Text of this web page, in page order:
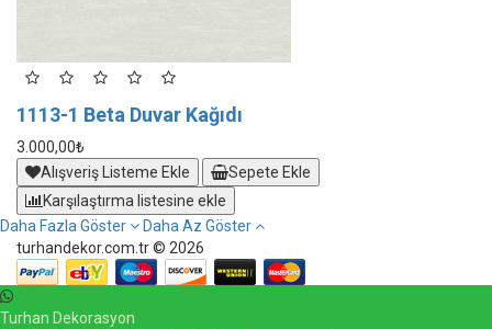
1113-1 Beta Duvar Kağıdı
3.000,00₺
Alışveriş Listeme Ekle
Sepete Ekle
Karşılaştırma listesine ekle
Daha Fazla Göster
Daha Az Göster
turhandekor.com.tr © 2026
Turhan Dekorasyon